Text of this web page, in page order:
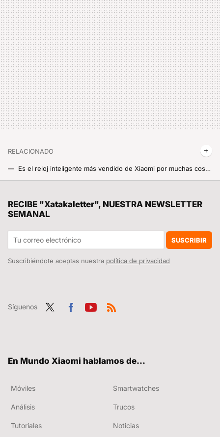
RELACIONADO
Es el reloj inteligente más vendido de Xiaomi por muchas cosas, pero también por el precio. Y aquí tienes un código de descuento para AliExpress
Estrena microondas por lo que te costaría una sandwichera, el descuentazo del Xiaomi Microwave Oven a mitad de precio
RECIBE "Xatakaletter", NUESTRA NEWSLETTER
SEMANAL
SUSCRIBIR
Suscribiéndote aceptas nuestra política de privacidad
Síguenos
En Mundo Xiaomi hablamos de...
Móviles Smartwatches
Análisis Trucos
Tutoriales Noticias